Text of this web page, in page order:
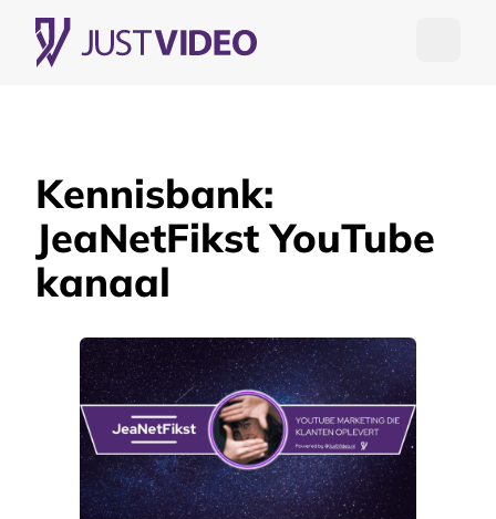
Kennisbank:
JeaNetFikst YouTube
kanaal